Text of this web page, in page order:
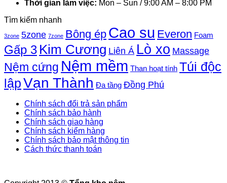
Thời gian làm việc: Mon – Sun / 9:00 AM – 8:00 PM
Tìm kiếm nhanh
3zone 5zone 7zone Bông ép Cao su Everon Foam
Gấp 3 Kim Cương Liên Á Lò xo Massage
Nệm cứng Nệm mềm Than hoạt tính Túi độc
lậpVạn Thành Đa tầng Đồng Phú
Chính sách đổi trả sản phẩm
Chính sách bảo hành
Chính sách giao hàng
Chính sách kiểm hàng
Chính sách bảo mật thông tin
Cách thức thanh toán